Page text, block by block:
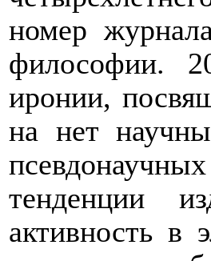
номер
философии.
иронии,
на нет
тенденции
активность в